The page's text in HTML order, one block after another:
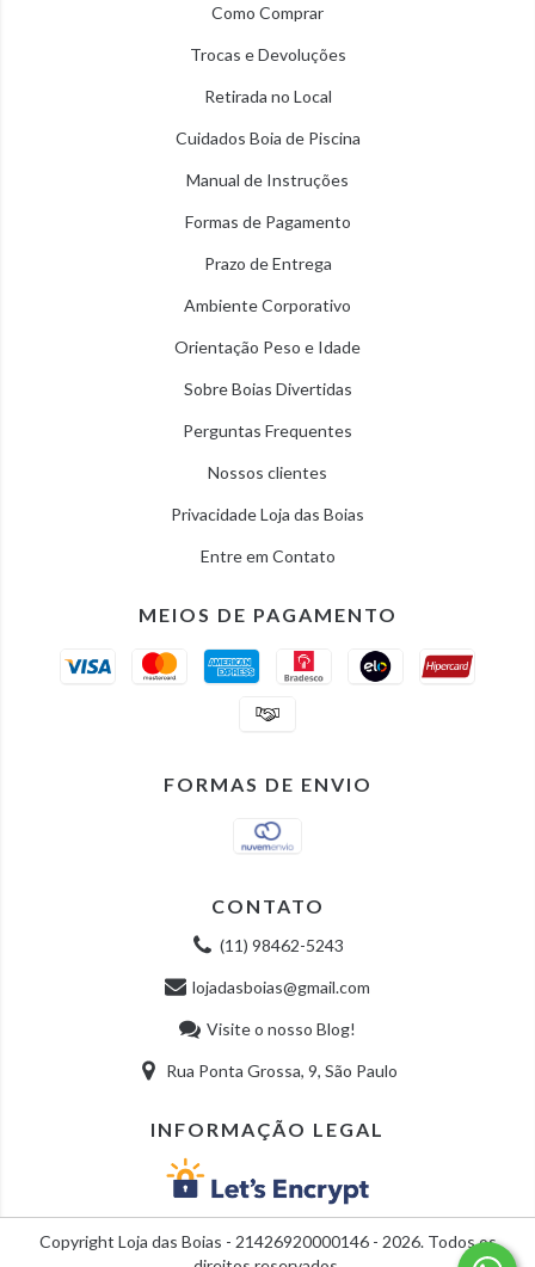
Como Comprar
Trocas e Devoluções
Retirada no Local
Cuidados Boia de Piscina
Manual de Instruções
Formas de Pagamento
Prazo de Entrega
Ambiente Corporativo
Orientação Peso e Idade
Sobre Boias Divertidas
Perguntas Frequentes
Nossos clientes
Privacidade Loja das Boias
Entre em Contato
MEIOS DE PAGAMENTO
FORMAS DE ENVIO
CONTATO
(11) 98462-5243
lojadasboias@gmail.com
Visite o nosso Blog!
Rua Ponta Grossa, 9, São Paulo
INFORMAÇÃO LEGAL
Copyright Loja das Boias - 21426920000146 - 2026. Todos os